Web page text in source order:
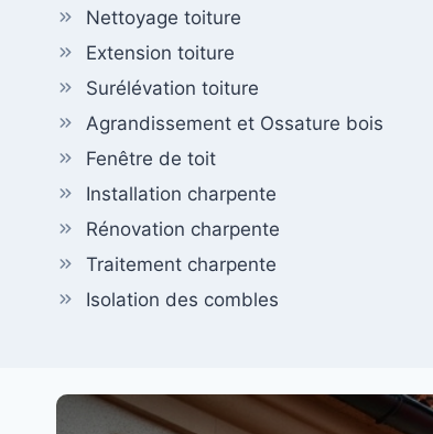
Nettoyage toiture
Extension toiture
Surélévation toiture
Agrandissement et Ossature bois
Fenêtre de toit
Installation charpente
Rénovation charpente
Traitement charpente
Isolation des combles